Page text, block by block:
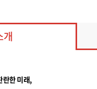
개
란한 미래,